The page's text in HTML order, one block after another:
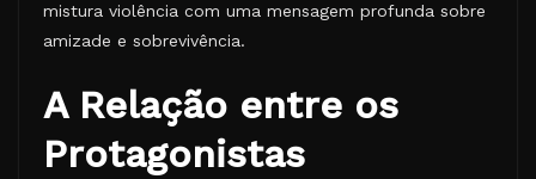
mistura violência com uma mensagem profunda sobre
amizade e sobrevivência.
A Relação entre os
Protagonistas